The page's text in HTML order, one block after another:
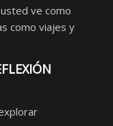
ve como
como viajes y